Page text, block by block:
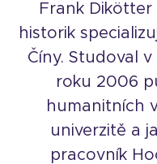
Frank Dikötter
historik
Číny. Studoval
roku 2006
humanitních
univerzitě a
pracovník